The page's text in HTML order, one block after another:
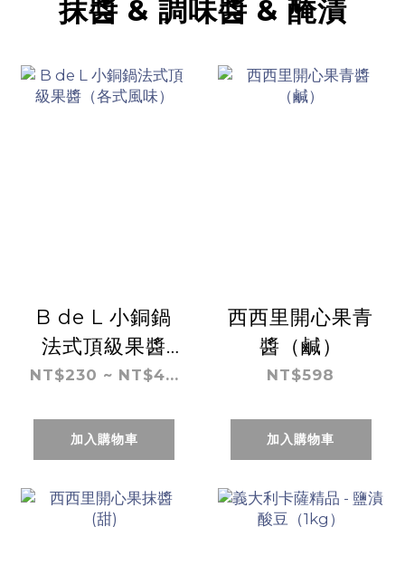
抹醬 & 調味醬 & 醃漬
B de L 小銅鍋
法式頂級果醬
（各式風味）
NT$230 ~ NT$4...
加入購物車
西西里開心果青
醬（鹹）
NT$598
加入購物車